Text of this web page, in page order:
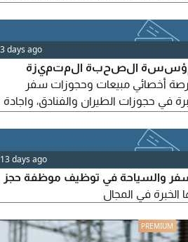
Pakistan, India, and Bangladesh.
and Arabic is required. Please
ensuring you meet the
3 days ago
الصحبة المتميزة
أخصائي مبيعات وحجوزات سفر
في حجوزات الطيران والفنادق، واجادة
نمو المؤسسة ويحقق نتائج13 days ago
والسياحة في توظيف موظفة حجز
الخبرة في المجال